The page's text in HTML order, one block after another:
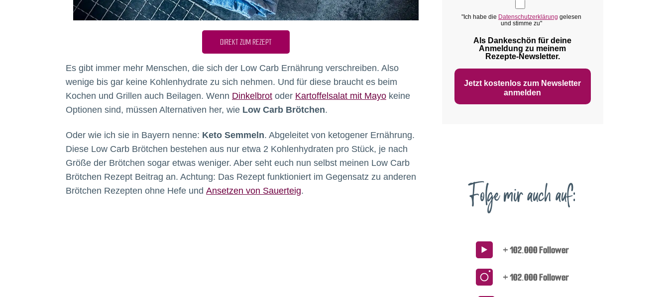
DIREKT ZUM REZEPT
Es gibt immer mehr Menschen, die sich der Low Carb Ernährung verschreiben. Also
wenige bis gar keine Kohlenhydrate zu sich nehmen. Und für diese braucht es beim
Kochen und Grillen auch Beilagen. Wenn Dinkelbrot oder Kartoffelsalat mit Mayo keine
Optionen sind, müssen Alternativen her, wie Low Carb Brötchen.
Oder wie ich sie in Bayern nenne: Keto Semmeln. Abgeleitet von ketogener Ernährung.
Diese Low Carb Brötchen bestehen aus nur etwa 2 Kohlenhydraten pro Stück, je nach
Größe der Brötchen sogar etwas weniger. Aber seht euch nun selbst meinen Low Carb
Brötchen Rezept Beitrag an. Achtung: Das Rezept funktioniert im Gegensatz zu anderen
Brötchen Rezepten ohne Hefe und Ansetzen von Sauerteig.
"Ich habe die Datenschutzerklärung gelesen
und stimme zu"
Als Dankeschön für deine
Anmeldung zu meinem
Rezepte‑Newsletter.
Jetzt kostenlos zum Newsletter
anmelden
Folge mir auch auf:
+ 102.000 Follower
+ 102.000 Follower